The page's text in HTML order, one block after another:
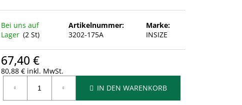
Bei uns auf
Lager (2 St)
Artikelnummer:
3202-175A
Marke:
INSIZE
67,40 €
80,88 € inkl. MwSt.
IN DEN WARENKORB